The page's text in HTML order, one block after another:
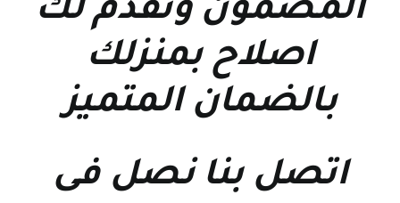
المضمون ونقدم لك
اصلاح بمنزلك
بالضمان المتميز
اتصل بنا نصل فى